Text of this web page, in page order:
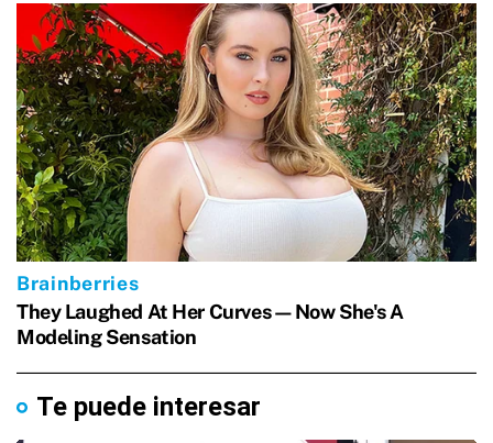
Te puede interesar